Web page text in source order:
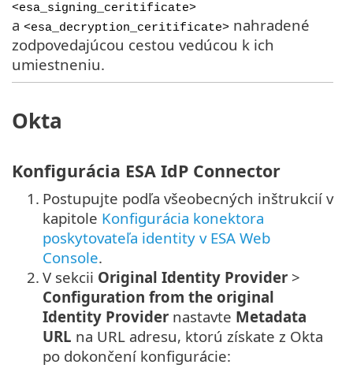
<esa_signing_ceritificate>
a <esa_decryption_ceritificate> nahradené
zodpovedajúcou cestou vedúcou k ich
umiestneniu.
Okta
Konfigurácia ESA IdP Connector
1. Postupujte podľa všeobecných inštrukcií v
kapitole Konfigurácia konektora
poskytovateľa identity v ESA Web
Console.
2. V sekcii Original Identity Provider >
Configuration from the original
Identity Provider nastavte Metadata
URL na URL adresu, ktorú získate z Okta
po dokončení konfigurácie: